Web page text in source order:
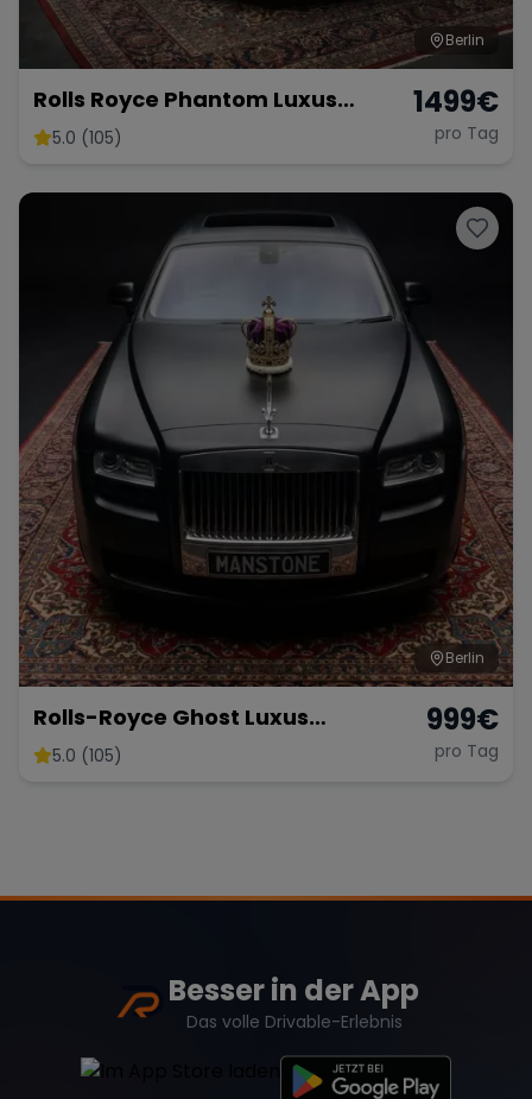
Berlin
Rolls Royce Phantom Luxus
Limousine mieten Hochzeit Rolls
Door
5.0 (105)
1499€
pro Tag
Berlin
Rolls-Royce Ghost Luxus
Limousine mieten Hochzeit Rolls
5.0 (105)
999€
pro Tag
Besser in der App
Das volle Drivable-Erlebnis